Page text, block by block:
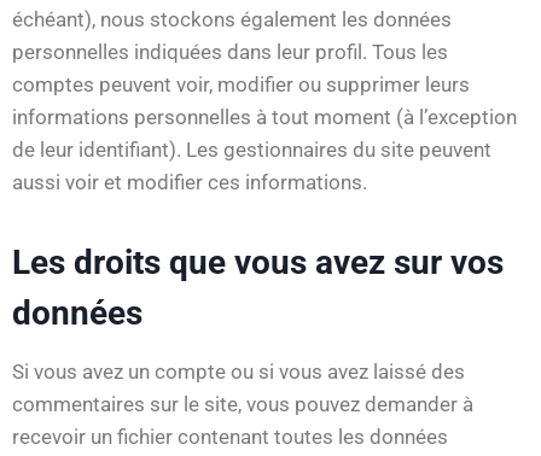
échéant), nous stockons également les données
personnelles indiquées dans leur profil. Tous les
comptes peuvent voir, modifier ou supprimer leurs
informations personnelles à tout moment (à l’exception
de leur identifiant). Les gestionnaires du site peuvent
aussi voir et modifier ces informations.
Les droits que vous avez sur vos
données
Si vous avez un compte ou si vous avez laissé des
commentaires sur le site, vous pouvez demander à
recevoir un fichier contenant toutes les données